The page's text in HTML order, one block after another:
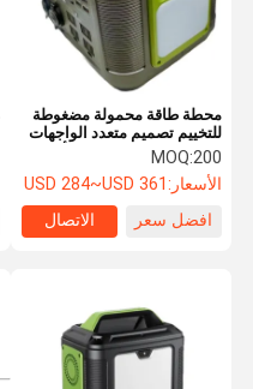
محطة طاقة محمولة مضغوطة
للتخييم تصميم متعدد الواجهات
إمدادات بطارية طويلة الأمد
MOQ:200
الأسعار:USD 284~USD 361
افضل سعر
الاتصال